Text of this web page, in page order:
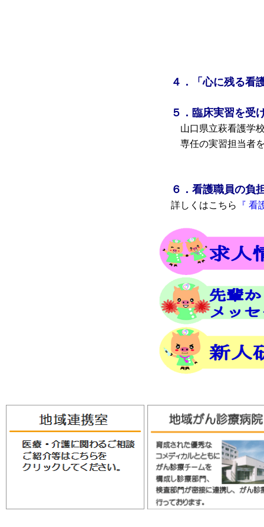
４．「心に残る看
５．臨床実習を受
山口県立萩看護学
専任の実習担当者
６．看護職員の負
詳しくはこちら 『